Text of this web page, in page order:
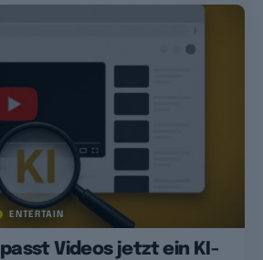
ENTERTAIN
Videos jetzt ein KI-